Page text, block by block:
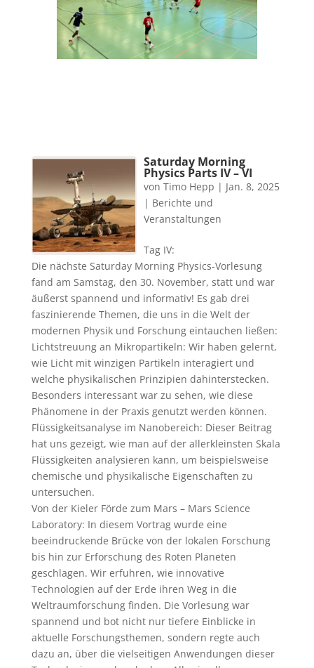
Saturday Morning
Physics Parts IV – VI
von Timo Hepp | Jan. 8, 2025
| Berichte und
Veranstaltungen
Tag IV:
Die nächste Saturday Morning Physics-Vorlesung
fand am Samstag, den 30. November, statt und war
äußerst spannend und informativ! Es gab drei
faszinierende Themen, die uns in die Welt der
modernen Physik und Forschung eintauchen ließen:
Lichtstreuung an Mikropartikeln: Wir haben gelernt,
wie Licht mit winzigen Partikeln interagiert und
welche physikalischen Prinzipien dahinterstecken.
Besonders interessant war zu sehen, wie diese
Phänomene in der Praxis genutzt werden können.
Flüssigkeitsanalyse im Nanobereich: Dieser Beitrag
hat uns gezeigt, wie man auf der allerkleinsten Skala
Flüssigkeiten analysieren kann, um beispielsweise
chemische und physikalische Eigenschaften zu
untersuchen.
Von der Kieler Förde zum Mars – Mars Science
Laboratory: In diesem Vortrag wurde eine
beeindruckende Brücke von der lokalen Forschung
bis hin zur Erforschung des Roten Planeten
geschlagen. Wir erfuhren, wie innovative
Technologien auf der Erde ihren Weg in die
Weltraumforschung finden. Die Vorlesung war
spannend und bot nicht nur tiefere Einblicke in
aktuelle Forschungsthemen, sondern regte auch
dazu an, über die vielseitigen Anwendungen dieser